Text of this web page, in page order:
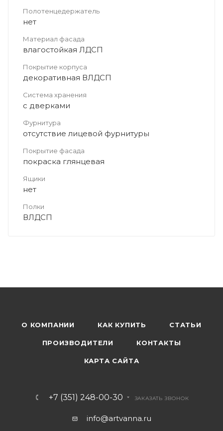
Полотенцедержатель
нет
Материал фасада
влагостойкая ЛДСП
Покрытие корпуса
декоративная ВЛДСП
Система хранения
с дверками
Фурнитура
отсутствие лицевой фурнитуры
Покрытие фасада
покраска глянцевая
Ящики
нет
Полки
ВЛДСП
О КОМПАНИИ КАК КУПИТЬ СТАТЬИ
ПРОИЗВОДИТЕЛИ КОНТАКТЫ
КАРТА САЙТА
+7 (351) 248-00-30 ЗАКАЗАТЬ ЗВОНОК
info@artvanna.ru